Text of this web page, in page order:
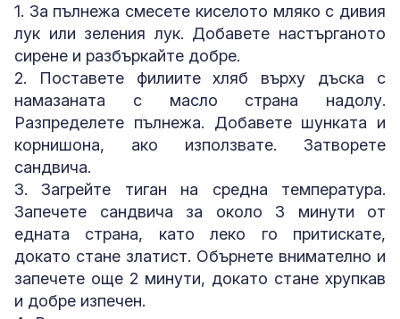
1. За пълнежа смесете киселото мляко с дивия
лук или зеления лук. Добавете настърганото
сирене и разбъркайте добре.
2. Поставете филиите хляб върху дъска с
намазаната с масло страна надолу.
Разпределете пълнежа. Добавете шунката и
корнишона, ако използвате. Затворете
сандвича.
3. Загрейте тиган на средна температура.
Запечете сандвича за около 3 минути от
едната страна, като леко го притискате,
докато стане златист. Обърнете внимателно и
запечете още 2 минути, докато стане хрупкав
и добре изпечен.